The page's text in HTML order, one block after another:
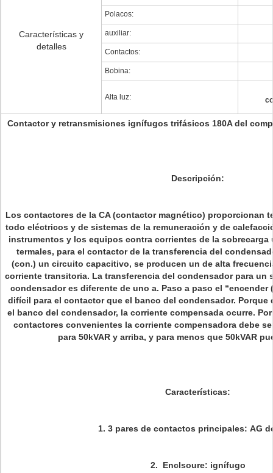
Características y
detalles
Polacos:
auxiliar:
Contactos:
Bobina:
Alta luz:
Contactor y retransmisiones ignífugos trifásicos 180A del
Descripción:
Los contactores de la CA (contactor magnético) proporcionan
todo eléctricos y de sistemas de la remuneración y de
instrumentos y los equipos contra corrientes de la sobrecarga
termales, para el contactor de la transferencia del
(con.) un circuito capacitivo, se producen un de alta
corriente transitoria. La transferencia del condensador para un
condensador es diferente de uno a. Paso a paso el “encender
difícil para el contactor que el banco del condensador. Porque
el banco del condensador, la corriente compensada ocurre.
contactores convenientes la corriente compensadora debe
para 50kVAR y arriba, y para menos que 50kVAR
Características:
1. 3 pares de contactos principales: AG
2. Enclsoure: ignífugo